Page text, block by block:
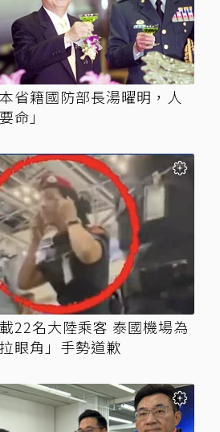
省籍國防部長湯曜明，人
命」
22名大陸乘客 泰國機場為
眼角」手勢道歉